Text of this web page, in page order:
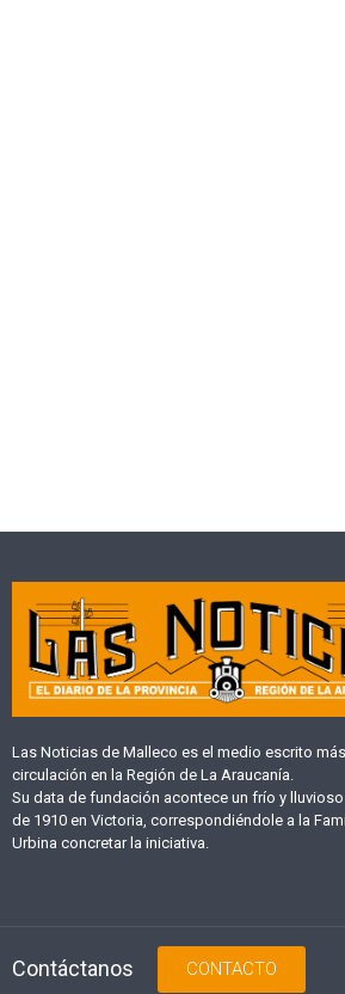
Las Noticias de Malleco es el medio escrito
circulación en la Región de La Araucanía.
Su data de fundación acontece un frío y
de 1910 en Victoria, correspondiéndole a la
Urbina concretar la iniciativa.
Contáctanos CONTACTO